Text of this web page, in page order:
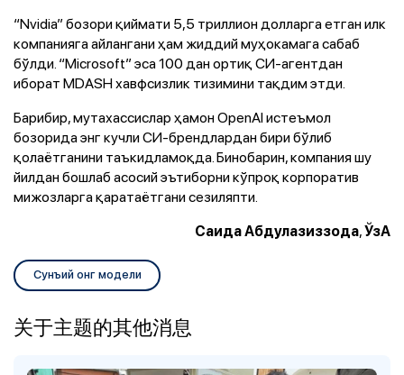
“Nvidia” бозори қиймати 5,5 триллион долларга етган илк
компанияга айлангани ҳам жиддий муҳокамага сабаб
бўлди. “Microsoft” эса 100 дан ортиқ СИ-агентдан
иборат MDASH хавфсизлик тизимини тақдим этди.
Барибир, мутахассислар ҳамон OpenAI истеъмол
бозорида энг кучли СИ-брендлардан бири бўлиб
қолаётганини таъкидламоқда. Бинобарин, компания шу
йилдан бошлаб асосий эътиборни кўпроқ корпоратив
мижозларга қаратаётгани сезиляпти.
Саида Абдулазиззода,ЎзА
Сунъий онг модели
关于主题的其他消息